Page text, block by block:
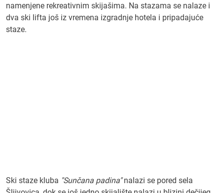
namenjene rekreativnim skijašima. Na stazama se nalaze i
dva ski lifta još iz vremena izgradnje hotela i pripadajuće
staze.
Ski staze kluba "Sunčana padina"nalazi se pored sela